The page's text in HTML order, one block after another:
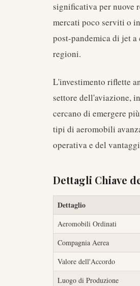
significativa per nuove
mercati poco serviti o
post-pandemica di jet
regioni.
L'investimento riflette
settore dell'aviazione,
cercano di emergere
tipi di aeromobili
operativa e del
Dettagli Chiave
Dettaglio
Aeromobili Ordinati
Compagnia Aerea
Valore dell'Accordo
Luogo di Produzione